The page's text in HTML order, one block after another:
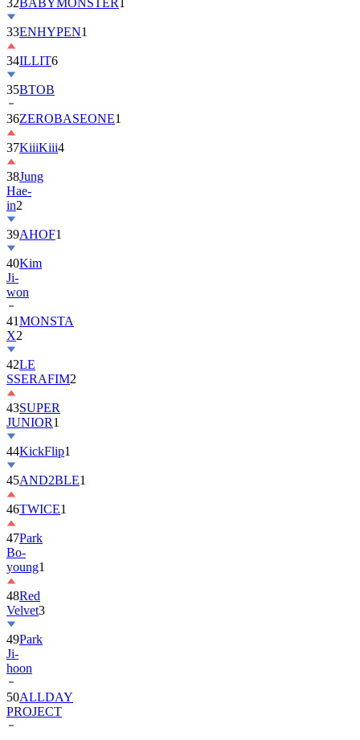
32 BABYMONSTER
33ENHYPEN1
34ILLIT6
35BTOB
36ZEROBASEONE1
37KiiiKiii4
38Jung
Hae-
in2
39AHOF1
40Kim
Ji-
won
41MONSTA
X2
42LE
SSERAFIM2
43SUPER
JUNIOR1
44KickFlip1
45AND2BLE1
46TWICE1
47Park
Bo-
young1
48Red
Velvet3
49Park
Ji-
hoon
50ALLDAY
PROJECT